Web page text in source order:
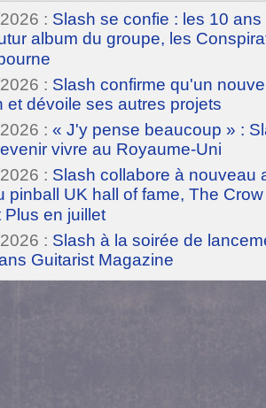
: Slash se confie : les 10
album du groupe, les
: Slash confirme qu'un
et dévoile ses autres projets
: « J'y pense beaucoup » :
vivre au Royaume-Uni
: Slash collabore à nouveau
pinball UK hall of fame, The
Plus en juillet
: Slash à la soirée de
Guitarist Magazine